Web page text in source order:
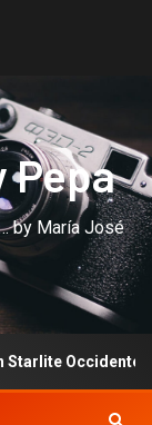
Pepa
by María José
diez años de